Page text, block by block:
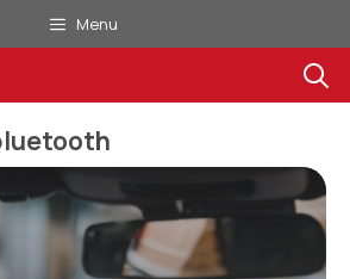
Menu